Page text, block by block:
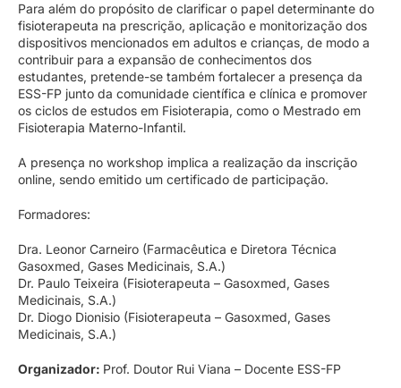
Para além do propósito de clarificar o papel determinante do
fisioterapeuta na prescrição, aplicação e monitorização dos
dispositivos mencionados em adultos e crianças, de modo a
contribuir para a expansão de conhecimentos dos
estudantes, pretende-se também fortalecer a presença da
ESS-FP junto da comunidade científica e clínica e promover
os ciclos de estudos em Fisioterapia, como o Mestrado em
Fisioterapia Materno-Infantil.
A presença no workshop implica a realização da inscrição
online, sendo emitido um certificado de participação.
Formadores:
Dra. Leonor Carneiro (Farmacêutica e Diretora Técnica
Gasoxmed, Gases Medicinais, S.A.)
Dr. Paulo Teixeira (Fisioterapeuta – Gasoxmed, Gases
Medicinais, S.A.)
Dr. Diogo Dionisio (Fisioterapeuta – Gasoxmed, Gases
Medicinais, S.A.)
Organizador: Prof. Doutor Rui Viana – Docente ESS-FP